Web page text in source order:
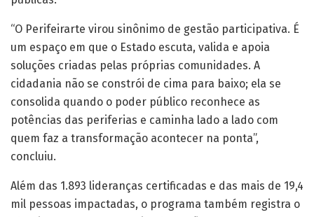
cidadania não se constrói de cima para baixo; ela se
consolida quando o poder público reconhece as
potências das periferias e caminha lado a lado com
quem faz a transformação acontecer na ponta”,
concluiu.
Além das 1.893 lideranças certificadas e das mais de 19,4
mil pessoas impactadas, o programa também registra o
plantio de 541 mudas e a implantação de quatro
da organização comunitária. Os números refletem uma
atuação que, desde 2023, alcança diferentes regiões de